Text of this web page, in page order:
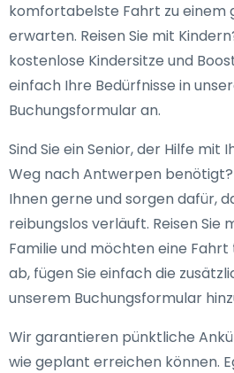
komfortabelste Fahrt zu einem
erwarten. Reisen Sie mit
kostenlose Kindersitze und
einfach Ihre Bedürfnisse in
Buchungsformular an.
Sind Sie ein Senior, der Hilfe
Weg nach Antwerpen
Ihnen gerne und sorgen dafür,
reibungslos verläuft. Reisen Sie
Familie und möchten eine
ab, fügen Sie einfach die
unserem Buchungsformular
Wir garantieren pünktliche
wie geplant erreichen können.